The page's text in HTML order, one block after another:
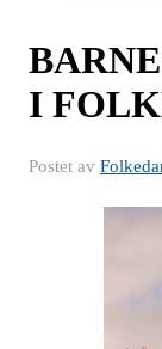
I
Postet av